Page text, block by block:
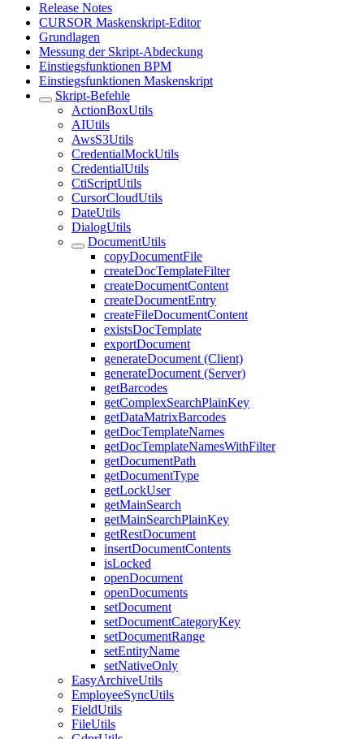
Release Notes
CURSOR Maskenskript-Editor
Grundlagen
Messung der Skript-Abdeckung
Einstiegsfunktionen BPM
Einstiegsfunktionen Maskenskript
Skript-Befehle
ActionBoxUtils
AIUtils
AwsS3Utils
CredentialMockUtils
CredentialUtils
CtiScriptUtils
CursorCloudUtils
DateUtils
DialogUtils
DocumentUtils
copyDocumentFile
createDocTemplateFilter
createDocumentContent
createDocumentEntry
createFileDocumentContent
existsDocTemplate
exportDocument
generateDocument (Client)
generateDocument (Server)
getBarcodes
getComplexSearchPlainKey
getDataMatrixBarcodes
getDocTemplateNames
getDocTemplateNamesWithFilter
getDocumentPath
getDocumentType
getLockUser
getMainSearch
getMainSearchPlainKey
getRestDocument
insertDocumentContents
isLocked
openDocument
openDocuments
setDocument
setDocumentCategoryKey
setDocumentRange
setEntityName
setNativeOnly
EasyArchiveUtils
EmployeeSyncUtils
FieldUtils
FileUtils